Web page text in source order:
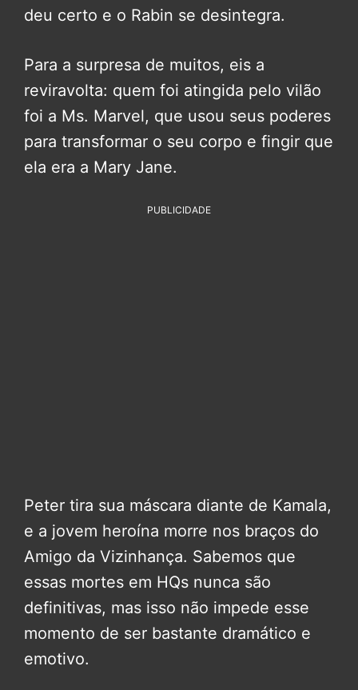
deu certo e o Rabin se desintegra.
Para a surpresa de muitos, eis a
reviravolta: quem foi atingida pelo vilão
foi a Ms. Marvel, que usou seus poderes
para transformar o seu corpo e fingir que
ela era a Mary Jane.
PUBLICIDADE
Peter tira sua máscara diante de Kamala,
e a jovem heroína morre nos braços do
Amigo da Vizinhança. Sabemos que
essas mortes em HQs nunca são
definitivas, mas isso não impede esse
momento de ser bastante dramático e
emotivo.